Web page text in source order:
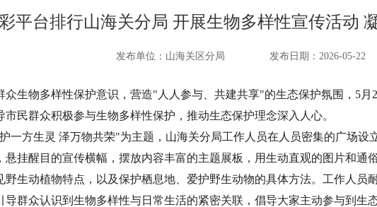
平台排行山海关分局 开展生物多样性宣传活动
发布单位：山海关区分局 发布日期：2026-05-22
众生物多样性保护意识，营造"人人参与、共建共享"的生态保护氛围，5
市民群众积极参与生物多样性保护，推动生态保护理念深入人心。
一方生灵 泽万物共荣"为主题，山海关分局工作人员在人员密集的广场设
悬挂醒目的宣传横幅，摆放内容丰富的主题展板，用生动直观的图片和通
野生动植物特点，以及保护栖息地、爱护野生动物的具体方法。工作人员
导群众认识到生物多样性与日常生活的紧密关联，倡导大家主动参与到生态